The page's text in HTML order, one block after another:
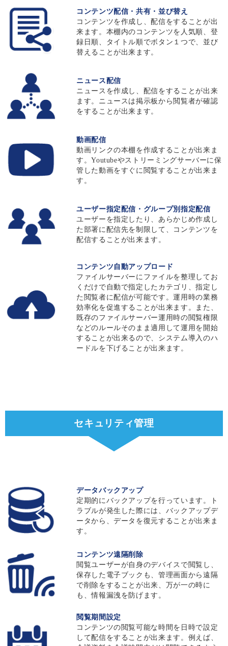
コンテンツ配信・共有・並び替え
コンテンツを作成し、配信をすることが出
来ます。本棚内のコンテンツを人気順、登
録日順、タイトル順でボタン１つで、並び
替えることが出来ます。
ニュース配信
ニュースを作成し、配信をすることが出来
ます。ニュースは掲示板から閲覧者が確認
をすることが出来ます。
動画配信
動画リンクの本棚を作成することが出来ま
す。Youtubeやストリーミングサーバーに保
管した動画をすぐに閲覧することが出来ま
す。
ユーザー指定配信・グループ別指定配信
ユーザーを指定したり、あらかじめ作成し
た部署に配信先を制限して、コンテンツを
配信することが出来ます。
コンテンツ自動アップロード
ファイルサーバーにファイルを整理してお
くだけで自動で指定したカテゴリ、指定し
た閲覧者に配信が可能です。運用時の業務
効率化を促進することが出来ます。また、
既存のファイルサーバー運用時の閲覧権限
などのルールそのまま適用して運用を開始
することが出来るので、システム導入のハ
ードルを下げることが出来ます。
セキュリティ管理
データバックアップ
定期的にバックアップを行っています。ト
ラブルが発生した際には、バックアップデ
ータから、データを復元することが出来ま
す。
コンテンツ遠隔削除
閲覧ユーザーが自身のデバイスで閲覧し、
保存した電子ブックも、管理画面から遠隔
で削除をすることが出来、万が一の時に
も、情報漏洩を防げます。
閲覧期間設定
コンテンツの閲覧可能な時間を日時で設定
して配信をすることが出来ます。例えば、